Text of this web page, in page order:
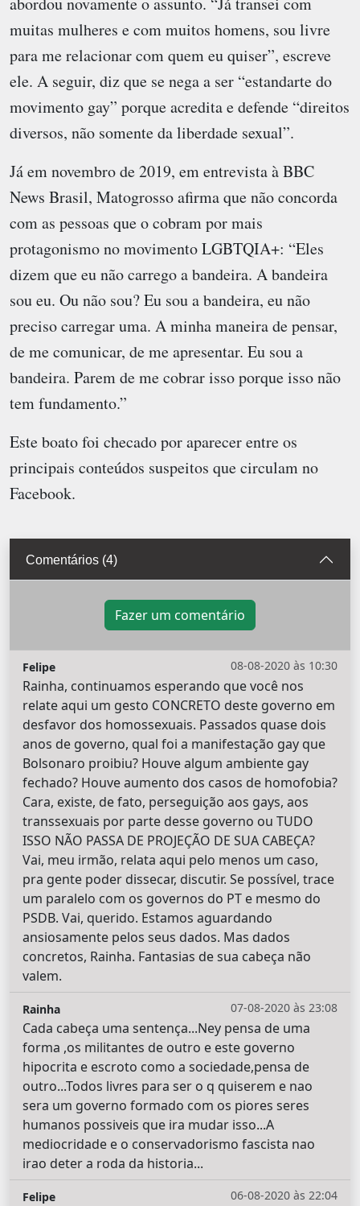
muitas mulheres e com muitos homens, sou livre
para me relacionar com quem eu quiser”, escreve
ele. A seguir, diz que se nega a ser “estandarte do
movimento gay” porque acredita e defende “direitos
diversos, não somente da liberdade sexual”.
Já em novembro de 2019, em entrevista à BBC
News Brasil, Matogrosso afirma que não concorda
com as pessoas que o cobram por mais
protagonismo no movimento LGBTQIA+: “Eles
dizem que eu não carrego a bandeira. A bandeira
sou eu. Ou não sou? Eu sou a bandeira, eu não
preciso carregar uma. A minha maneira de pensar,
de me comunicar, de me apresentar. Eu sou a
bandeira. Parem de me cobrar isso porque isso não
tem fundamento.”
Este boato foi checado por aparecer entre os
principais conteúdos suspeitos que circulam no
Facebook.
Comentários (4)
Fazer um comentário
08-08-2020 às 10:30
Felipe
Rainha, continuamos esperando que você nos
relate aqui um gesto CONCRETO deste governo em
desfavor dos homossexuais. Passados quase dois
anos de governo, qual foi a manifestação gay que
Bolsonaro proibiu? Houve algum ambiente gay
fechado? Houve aumento dos casos de homofobia?
Cara, existe, de fato, perseguição aos gays, aos
transsexuais por parte desse governo ou TUDO
ISSO NÃO PASSA DE PROJEÇÃO DE SUA CABEÇA?
Vai, meu irmão, relata aqui pelo menos um caso,
pra gente poder dissecar, discutir. Se possível, trace
um paralelo com os governos do PT e mesmo do
PSDB. Vai, querido. Estamos aguardando
ansiosamente pelos seus dados. Mas dados
concretos, Rainha. Fantasias de sua cabeça não
valem.
07-08-2020 às 23:08
Rainha
Cada cabeça uma sentença...Ney pensa de uma
forma ,os militantes de outro e este governo
hipocrita e escroto como a sociedade,pensa de
outro...Todos livres para ser o q quiserem e nao
sera um governo formado com os piores seres
humanos possiveis que ira mudar isso...A
mediocridade e o conservadorismo fascista nao
irao deter a roda da historia...
06-08-2020 às 22:04
Felipe